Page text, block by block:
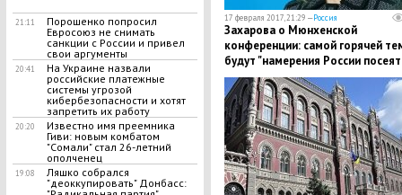
21:11
Порошенко попросил
Евросоюз не снимать
санкции с России и привел
свои аргументы
20:41
На Украине назвали
российские платежные
системы угрозой
кибербезопасности и хотят
запретить их работу
20:20
Известно имя преемника
Гиви: новым комбатом
"Сомали" стал 26-летний
ополченец
19:08
Ляшко собрался
"деоккупировать" Донбасс:
17 февраля 2017, 21:29 —Россия
Захарова о Мюнхенской
конференции: самой горячей
будут "намерения России
раздор в европейских рядах"